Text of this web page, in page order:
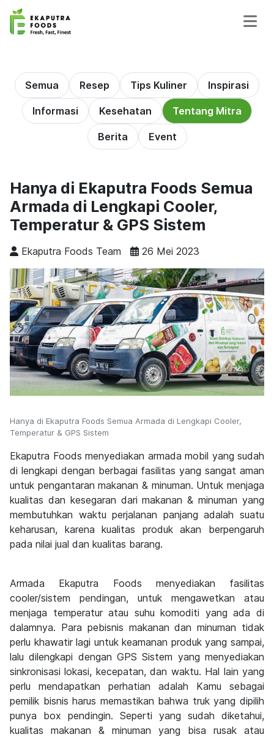
Semua Resep Tips Kuliner Inspirasi
Informasi Kesehatan Tentang Mitra
Berita Event
Hanya di Ekaputra Foods Semua
Armada di Lengkapi Cooler,
Temperatur & GPS Sistem
Ekaputra Foods Team 26 Mei 2023
Hanya di Ekaputra Foods Semua Armada di Lengkapi Cooler,
Temperatur & GPS Sistem
Ekaputra Foods menyediakan armada mobil yang sudah
di lengkapi dengan berbagai fasilitas yang sangat aman
untuk pengantaran makanan & minuman. Untuk menjaga
kualitas dan kesegaran dari makanan & minuman yang
membutuhkan waktu perjalanan panjang adalah suatu
keharusan, karena kualitas produk akan berpengaruh
pada nilai jual dan kualitas barang.
Armada Ekaputra Foods menyediakan fasilitas
cooler/sistem pendingan, untuk mengawetkan atau
menjaga temperatur atau suhu komoditi yang ada di
dalamnya. Para pebisnis makanan dan minuman tidak
perlu khawatir lagi untuk keamanan produk yang sampai,
lalu dilengkapi dengan GPS Sistem yang menyediakan
sinkronisasi lokasi, kecepatan, dan waktu. Hal lain yang
perlu mendapatkan perhatian adalah Kamu sebagai
pemilik bisnis harus memastikan bahwa truk yang dipilih
punya box pendingin. Seperti yang sudah diketahui,
kualitas makanan & minuman yang bisa rusak atau